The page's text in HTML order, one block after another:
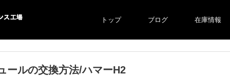
工場
トップ ブログ 在庫情報
ールの交換方法/ハマーH2